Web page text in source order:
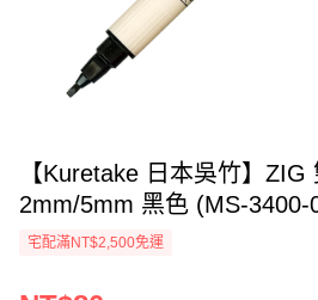
【Kuretake 日本吳竹】
2mm/5mm 黑色 (MS-3400-
宅配滿NT$2,500免運